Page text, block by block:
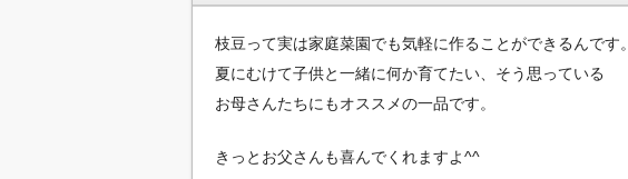
枝豆って実は家庭菜園でも気軽に作ることができるんです。
夏にむけて子供と一緒に何か育てたい、そう思っている
お母さんたちにもオススメの一品です。
きっとお父さんも喜んでくれますよ^^